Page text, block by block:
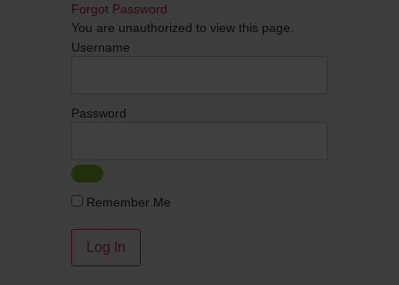
Forgot Password
You are unauthorized to view this page.
Username
Password
Remember Me